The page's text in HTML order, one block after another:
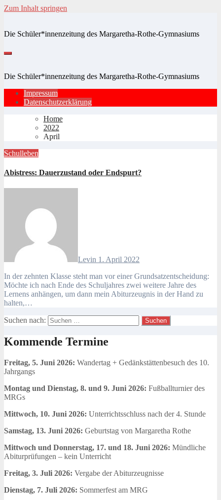
Zum Inhalt springen
Die Schüler*innenzeitung des Margaretha-Rothe-Gymnasiums
Die Schüler*innenzeitung des Margaretha-Rothe-Gymnasiums
Impressum
Datenschutzerklärung
Home
2022
April
Schulleben
Abistress: Dauerzustand oder Endspurt?
Levin 1. April 2022
In der zehnten Klasse steht man vor einer Grundsatzentscheidung:
Möchte ich nach Ende des Schuljahres zwei weitere Jahre des
Lernens anhängen, um dann mein Abiturzeugnis in der Hand zu
halten,…
Suchen nach:
Kommende Termine
Freitag, 5. Juni 2026: Wandertag + Gedänkstättenbesuch des 10.
Jahrgangs
Montag und Dienstag, 8. und 9. Juni 2026: Fußballturnier des
MRGs
Mittwoch, 10. Juni 2026: Unterrichtsschluss nach der 4. Stunde
Samstag, 13. Juni 2026: Geburtstag von Margaretha Rothe
Mittwoch und Donnerstag, 17. und 18. Juni 2026: Mündliche
Abiturprüfungen – kein Unterricht
Freitag, 3. Juli 2026: Vergabe der Abiturzeugnisse
Dienstag, 7. Juli 2026: Sommerfest am MRG